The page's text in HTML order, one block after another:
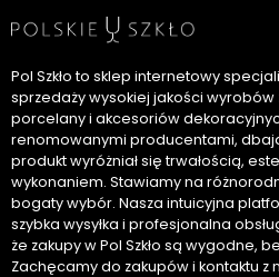
Pol Szkło to sklep internetowy
sprzedaży wysokiej jakości wyrobów
porcelany i akcesoriów
renomowanymi producentami,
produkt wyróżniał się trwałością,
wykonaniem. Stawiamy na
bogaty wybór. Nasza intuicyjna
szybka wysyłka i profesjonalna
że zakupy w Pol Szkło są wygodne,
Zachęcamy do zakupów i kontaktu z